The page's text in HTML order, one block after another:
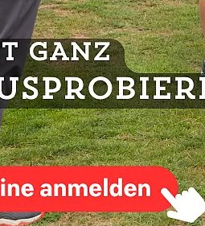
das TeamRang 3und3
bedeutet.
auf einem Platz mit CR 73,4
Lara KambergundJulia Braune
mit besserem